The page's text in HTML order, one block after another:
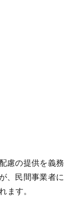
慮の提供を義務
、民間事業者に
ます。